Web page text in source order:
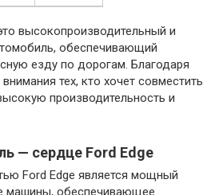
высокопроизводительный и
обеспечивающий
езду по дорогам. Благодаря
тех, кто хочет совместить
производительность и
— сердце Ford Edge
Ford Edge является мощный
машины, обеспечивающее